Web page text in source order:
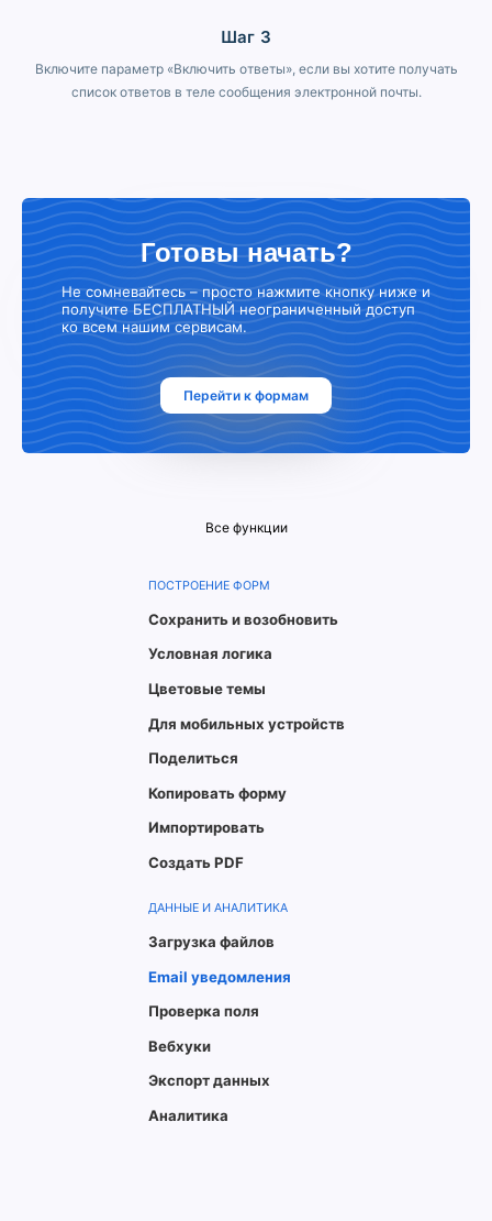
Шаг 3
Включите параметр «Включить ответы», если вы хотите получать
список ответов в теле сообщения электронной почты.
Готовы начать?
Не сомневайтесь – просто нажмите кнопку ниже и
получите БЕСПЛАТНЫЙ неограниченный доступ
ко всем нашим сервисам.
Перейти к формам
Все функции
ПОСТРОЕНИЕ ФОРМ
Сохранить и возобновить
Условная логика
Цветовые темы
Для мобильных устройств
Поделиться
Копировать форму
Импортировать
Создать PDF
ДАННЫЕ И АНАЛИТИКА
Загрузка файлов
Email уведомления
Проверка поля
Вебхуки
Экспорт данных
Аналитика